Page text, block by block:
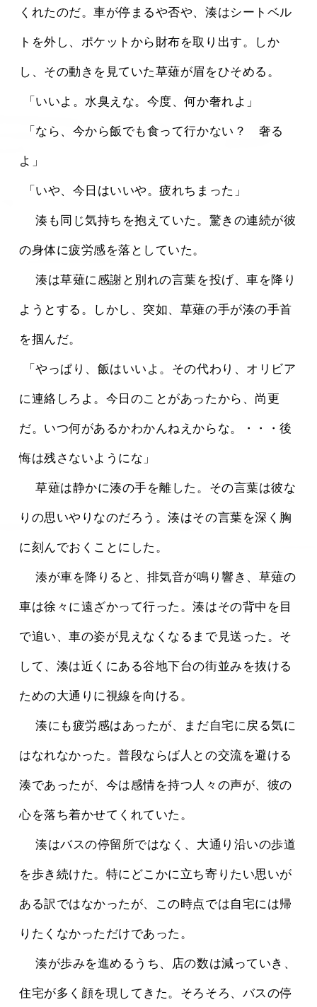
くれたのだ。車が停まるや否や、湊はシートベル
トを外し、ポケットから財布を取り出す。しか
し、その動きを見ていた草薙が眉をひそめる。
「いいよ。水臭えな。今度、何か奢れよ」
よ」
「いや、今日はいいや。疲れちまった」
の身体に疲労感を落としていた。
ようとする。しかし、突如、草薙の手が湊の手首
を掴んだ。
に連絡しろよ。今日のことがあったから、尚更
だ。いつ何があるかわかんねえからな。・・・後
悔は残さないようにな」
りの思いやりなのだろう。湊はその言葉を深く胸
に刻んでおくことにした。
車は徐々に遠ざかって行った。湊はその背中を目
で追い、車の姿が見えなくなるまで見送った。そ
して、湊は近くにある谷地下台の街並みを抜ける
ための大通りに視線を向ける。
はなれなかった。普段ならば人との交流を避ける
湊であったが、今は感情を持つ人々の声が、彼の
心を落ち着かせてくれていた。
を歩き続けた。特にどこかに立ち寄りたい思いが
ある訳ではなかったが、この時点では自宅には帰
りたくなかっただけであった。
住宅が多く顔を現してきた。そろそろ、バスの停